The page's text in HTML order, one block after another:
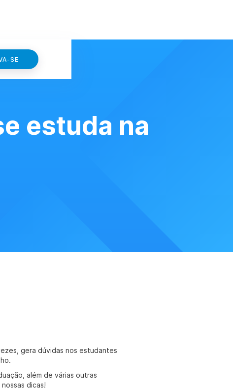
SE
estuda na
gera dúvidas nos estudantes
além de várias outras
dicas!